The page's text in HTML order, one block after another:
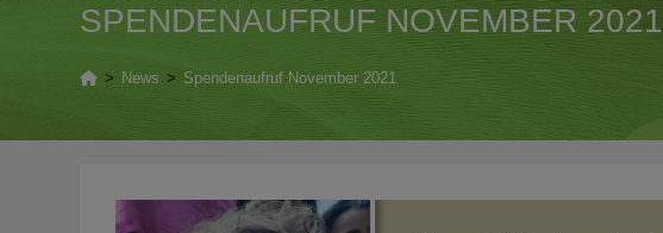
SPENDENAUFRUF NOVEMBER 2021
> News > Spendenaufruf November 2021